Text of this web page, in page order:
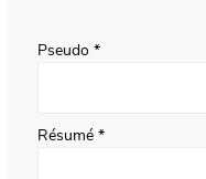
Pseudo
Résumé